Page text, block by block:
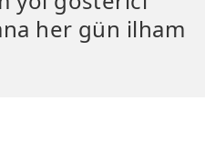
her gün ilham